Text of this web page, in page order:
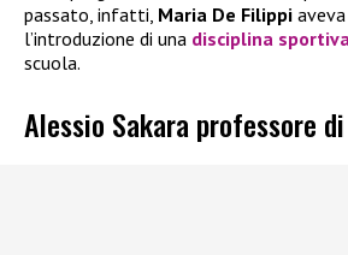
passato, infatti, Maria De Filippi
l’introduzione di una disciplina
scuola.
Alessio Sakara professore